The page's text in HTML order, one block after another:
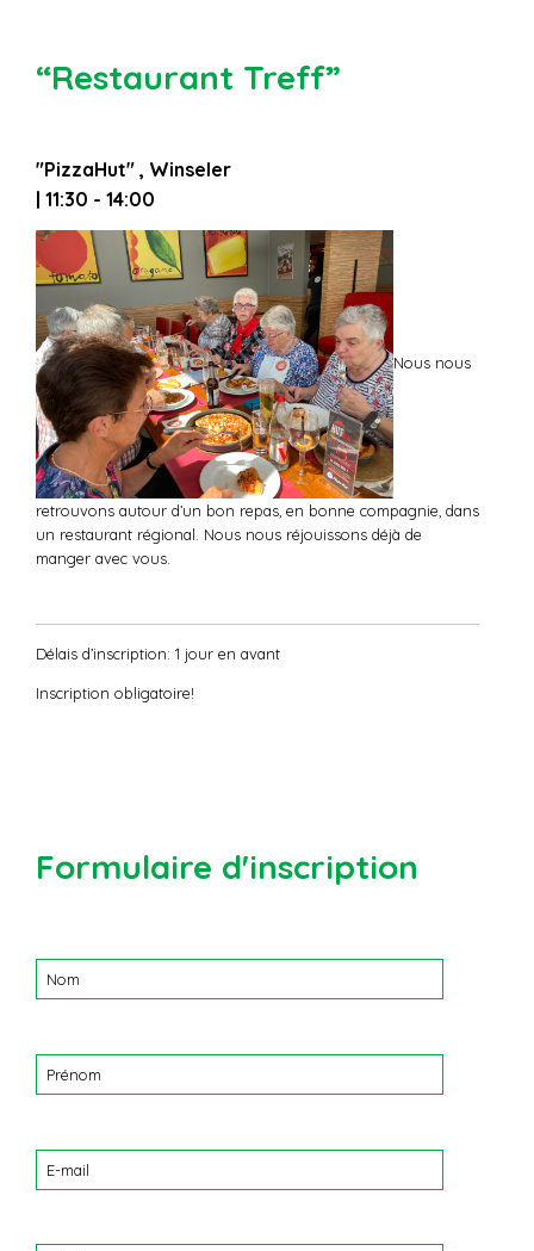
“Restaurant Treff”
"PizzaHut" , Winseler
| 11:30 - 14:00
Nous nous
retrouvons autour d’un bon repas, en bonne compagnie, dans
un restaurant régional. Nous nous réjouissons déjà de
manger avec vous.
Délais d’inscription: 1 jour en avant
Inscription obligatoire!
Formulaire d'inscription